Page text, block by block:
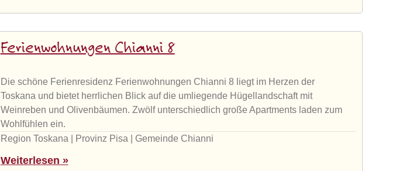
Ferienwohnungen Chianni 8
Die schöne Ferienresidenz Ferienwohnungen Chianni 8 liegt im Herzen der
Toskana und bietet herrlichen Blick auf die umliegende Hügellandschaft mit
Weinreben und Olivenbäumen. Zwölf unterschiedlich große Apartments laden zum
Wohlfühlen ein.
Region Toskana | Provinz Pisa | Gemeinde Chianni
Weiterlesen »